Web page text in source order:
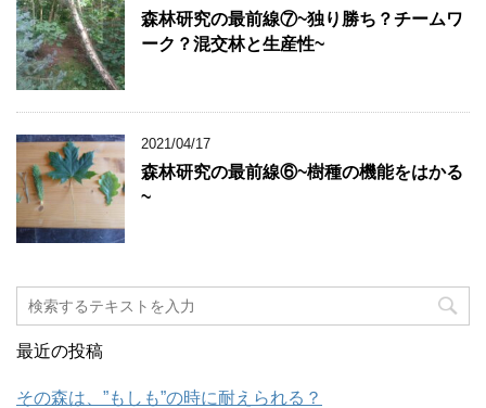
森林研究の最前線⑦~独り勝ち？チームワ
ーク？混交林と生産性~
2021/04/17
森林研究の最前線⑥~樹種の機能をはかる
~
最近の投稿
その森は、”もしも”の時に耐えられる？